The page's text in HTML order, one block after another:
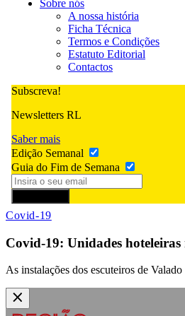
Sobre nós
A nossa história
Ficha Técnica
Termos e Condições
Estatuto Editorial
Contactos
Subscreva!
Newsletters RL
Saber mais
Edição Semanal
Guia do Fim de Semana
Covid-19
Covid-19: Unidades
As instalações dos escuteiros de